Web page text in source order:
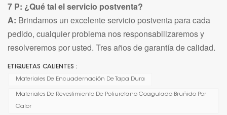
7 P: ¿Qué tal el servicio postventa?
A: Brindamos un excelente servicio postventa para cada
pedido, cualquier problema nos responsabilizaremos y
resolveremos por usted. Tres años de garantía de calidad.
ETIQUETAS CALIENTES :
Materiales De Encuadernación De Tapa Dura
Materiales De Revestimiento De Poliuretano Coagulado Bruñido Por
Calor